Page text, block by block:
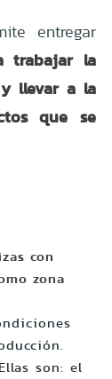
entregar
trabajar la
llevar a la
que se
con
zona
son: el